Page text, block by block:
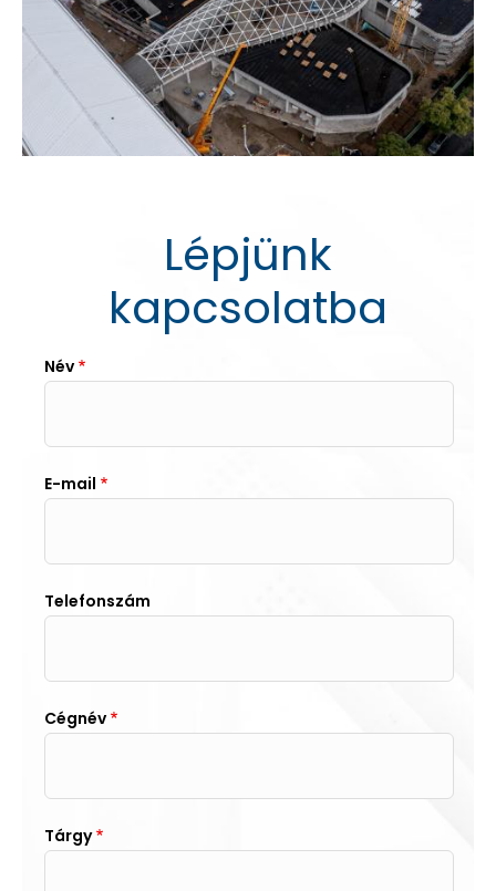
Lépjünk
kapcsolatba
Név
E-mail
Telefonszám
Cégnév
Tárgy